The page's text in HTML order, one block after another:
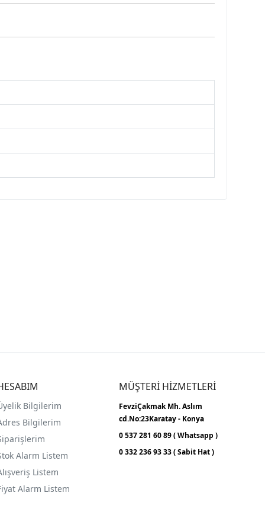
Bilgilerim
Bilgilerim
Alarm Listem
Listem
Alarm Listem
MÜŞTERİ HİZMETLERİ
FevziÇakmak Mh.Aslım
cd.No:23Karatay - Konya
0 537 281 60 89 ( Whatsapp )
0 332 236 93 33 ( Sabit Hat )